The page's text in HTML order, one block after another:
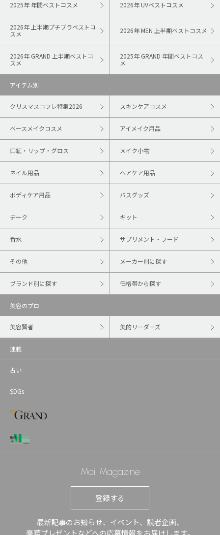
2025年 年間ベストコスメ 2026年 UVベストコスメ
2026年 上半期プチプラベストコ
スメ
2026年 MEN 上半期ベストコスメ
2026年 GRAND 上半期ベストコ
スメ
2025年 GRAND 年間ベストコス
メ
アイテム別
クリスマスコフレ特集2026 スキンケアコスメ
ベースメイクコスメ アイメイク用品
口紅・リップ・グロス メイク小物
ネイル用品 ヘアケア用品
ボディケア用品 バスグッズ
チーク キット
香水 サプリメント・フード
その他 メーカー別に探す
ブランド別に探す 価格帯から探す
美容のプロ
美容賢者 美的リーダーズ
連載
占い
SDGs
Mail Magazine
登録する
最新記事のお知らせ、イベント、読者企画、